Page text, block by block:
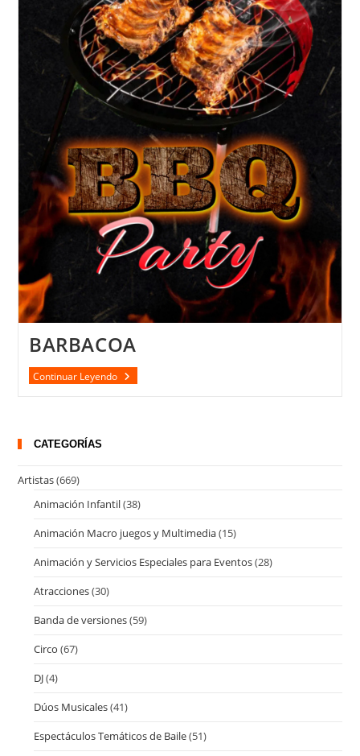
BARBACOA
Continuar LeyendoBARBACOA
CATEGORÍAS
Artistas(669)
Animación Infantil(38)
Animación Macro juegos y Multimedia(15)
Animación y Servicios Especiales para Eventos(28)
Atracciones(30)
Banda de versiones(59)
Circo (67)
DJ(4)
Dúos Musicales(41)
Espectáculos Temáticos de Baile(51)